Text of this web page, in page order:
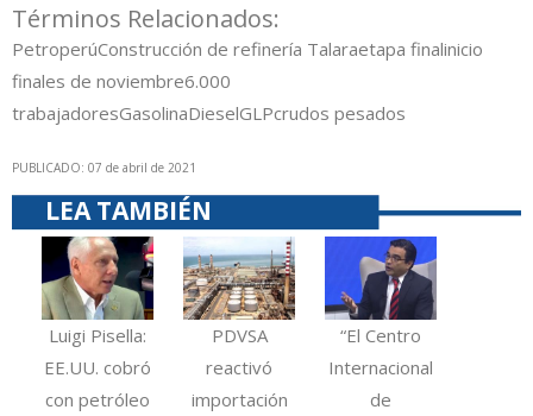
Términos Relacionados:
PetroperúConstrucción de refinería Talaraetapa finalinicio
finales de noviembre6.000
trabajadoresGasolinaDieselGLPcrudos pesados
PUBLICADO: 07 de abril de 2021
LEA TAMBIÉN
Luigi Pisella:
EE.UU. cobró
con petróleo
PDVSA
reactivó
importación
“El Centro
Internacional
de